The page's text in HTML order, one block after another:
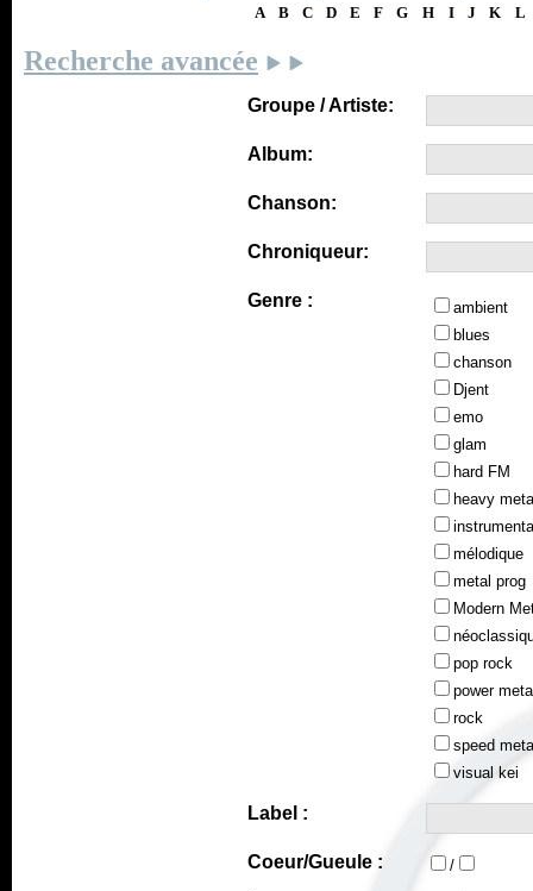
A B C D E F G H I J K L
Recherche avancée
Groupe / Artiste:
Album:
Chanson:
Chroniqueur:
Genre :
ambient
blues
chanson
Djent
emo
glam
hard FM
heavy
mélodique
metal prog
Modern
pop rock
power
rock
speed
visual kei
Label :
Coeur/Gueule : /